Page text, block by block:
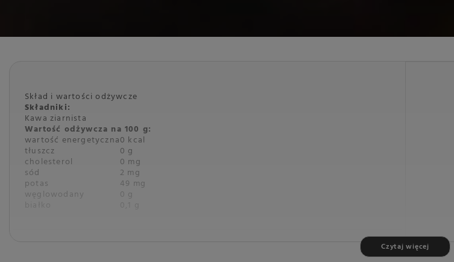
Skład i wartości odżywcze
Składniki:
Kawa ziarnista
Wartość odżywcza na 100 g:
wartość energetyczna0 kcal
tłuszcz 0 g
cholesterol 0 mg
sód 2 mg
potas 49 mg
węglowodany 0 g
Czytaj więcej